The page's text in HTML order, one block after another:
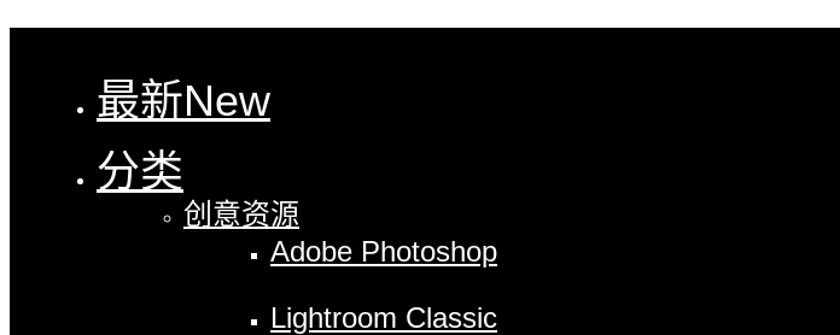
最新New
分类
创意资源
Adobe Photoshop
Lightroom Classic